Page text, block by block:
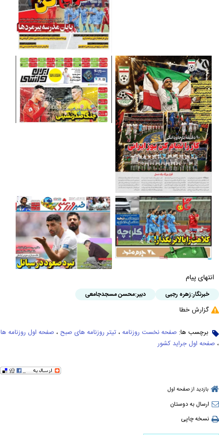
انتهای پیام
خبرنگار:زهره رجبی دبیر:محسن مسجدجامعی
گزارش خطا
برچسب ها: صفحه نخست روزنامه ، تیتر روزنامه های صبح ، صفحه اول روزنامه ها
، صفحه اول جراید کشور
بازدید از صفحه اول
ارسال به دوستان
نسخه چاپی